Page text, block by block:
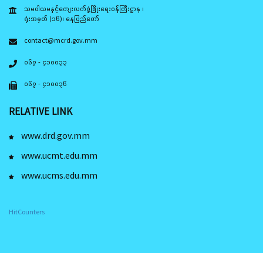
သမဝါယမနှင့်ကျေးလက်ဖွံ့ဖြိုးရေးဝန်ကြီးဌာန ၊
ရုံးအမှတ် (၁၆)၊ နေပြည်တော်
contact@mcrd.gov.mm
၀၆၇ - ၄၁၀၀၃၃
၀၆၇ - ၄၁၀၀၃၆
RELATIVE LINK
www.drd.gov.mm
www.ucmt.edu.mm
www.ucms.edu.mm
HitCounters